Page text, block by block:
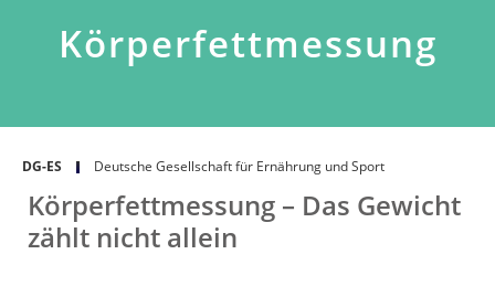
Körperfettmessung
DG-ES Deutsche Gesellschaft für Ernährung und Sport
Körperfettmessung – Das Gewicht
zählt nicht allein